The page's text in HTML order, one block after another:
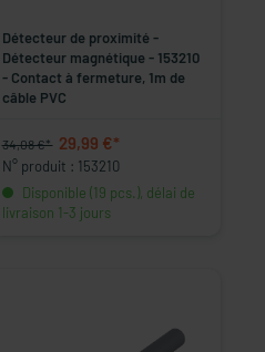
Détecteur de proximité -
Détecteur magnétique - 153210
- Contact à fermeture, 1m de
câble PVC
34,08 €* 29,99 €*
N° produit : 153210
Disponible (19 pcs.), délai de
livraison 1-3 jours